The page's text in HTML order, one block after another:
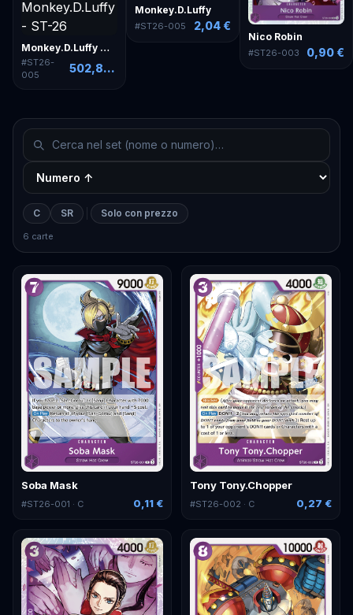
Monkey.D.Luffy — Special Alt Art
#ST26-
005
502,88 €
Monkey.D.Luffy
#ST26-005 2,04 €
Nico Robin
#ST26-003 0,90 €
C SR Solo con prezzo
6 carte
Soba Mask
#ST26-001 · C 0,11 €
Tony Tony.Chopper
#ST26-002 · C 0,27 €